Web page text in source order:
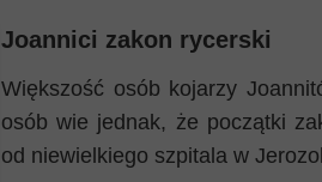
Joannici zakon rycerski
Większość osób kojarzy
osób wie jednak, że początki
od niewielkiego szpitala w